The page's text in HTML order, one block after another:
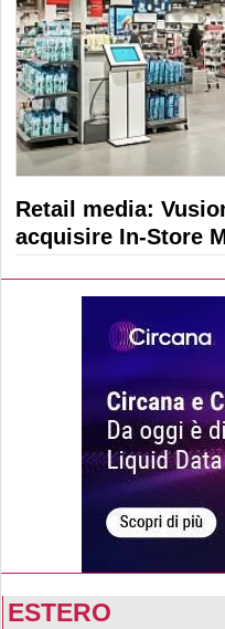
Retail media:
acquisire In-Store
ESTERO